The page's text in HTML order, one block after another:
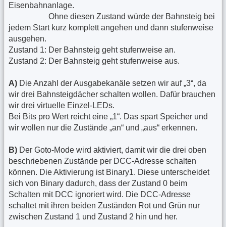
Eisenbahnanlage.
Ohne diesen Zustand würde der Bahnsteig bei
jedem Start kurz komplett angehen und dann stufenweise
ausgehen.
Zustand 1: Der Bahnsteig geht stufenweise an.
Zustand 2: Der Bahnsteig geht stufenweise aus.
A) Die Anzahl der Ausgabekanäle setzen wir auf „3“, da
wir drei Bahnsteigdächer schalten wollen. Dafür brauchen
wir drei virtuelle Einzel-LEDs.
Bei Bits pro Wert reicht eine „1“. Das spart Speicher und
wir wollen nur die Zustände „an“ und „aus“ erkennen.
B) Der Goto-Mode wird aktiviert, damit wir die drei oben
beschriebenen Zustände per DCC-Adresse schalten
können. Die Aktivierung ist Binary1. Diese unterscheidet
sich von Binary dadurch, dass der Zustand 0 beim
Schalten mit DCC ignoriert wird. Die DCC-Adresse
schaltet mit ihren beiden Zuständen Rot und Grün nur
zwischen Zustand 1 und Zustand 2 hin und her.